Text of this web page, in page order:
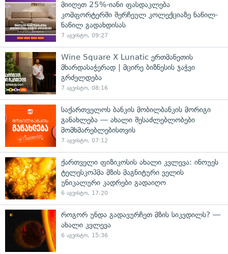
მიიღეთ 25%-იანი ფასდაკლება
კომფორტერში შერჩეულ კოლექციაზე ნაწილ-
ნაწილ გადახდისას
7 აგვისტო, 09:27
Wine Square X Lunatic ერთმანეთის
მხარდასაჭერად | მცირე ბიზნესის ჯაჭვი
გრძელდება
7 აგვისტო, 08:16
საქართველოს ბანკის მობილბანკის მორიგი
განახლება — ახალი შესაძლებლობები
მომხმარებლებისთვის
7 აგვისტო, 07:12
ქართველი ფიზიკოსის ახალი კვლევა: ინოუეს
ტელესკოპმა მზის მაგნიტური ველის
უნიკალური კადრები გადაიღო
6 აგვისტო, 17:20
როგორ უნდა გადავურჩეთ მზის სიკვდილს? —
ახალი კვლევა
6 აგვისტო, 15:36